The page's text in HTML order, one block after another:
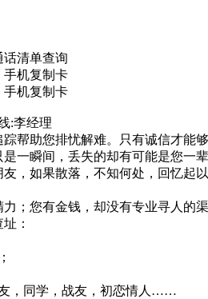
清单查询
手机复制卡
手机复制卡
:李经理
帮助您排忧解难。只有诚信才能
一瞬间，丢失的却有可能是您一
，如果散落，不知何处，回忆
力；您有金钱，却没有专业寻人
：
，同学，战友，初恋情人……